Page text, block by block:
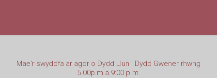
Mae'r swyddfa ar agor o Dydd Llun i Dydd Gwener rhwng
5.00p.m a 9:00 p.m.